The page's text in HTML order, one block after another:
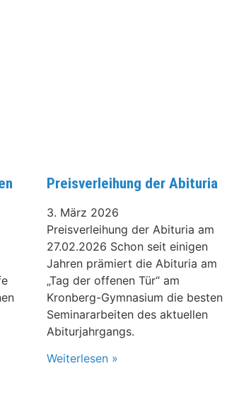
Preisverleihung der Abituria
3. März 2026
Preisverleihung der Abituria am
27.02.2026 Schon seit einigen
Jahren prämiert die Abituria am
„Tag der offenen Tür“ am
Kronberg-Gymnasium die besten
Seminararbeiten des aktuellen
Abiturjahrgangs.
Weiterlesen »